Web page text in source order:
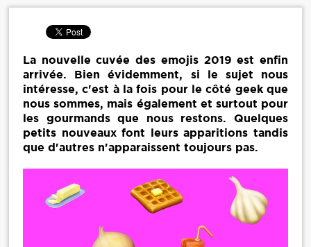
La nouvelle cuvée des emojis 2019 est enfin
arrivée. Bien évidemment, si le sujet nous
intéresse, c'est à la fois pour le côté geek que
nous sommes, mais également et surtout pour
les gourmands que nous restons. Quelques
petits nouveaux font leurs apparitions tandis
que d'autres n'apparaissent toujours pas.